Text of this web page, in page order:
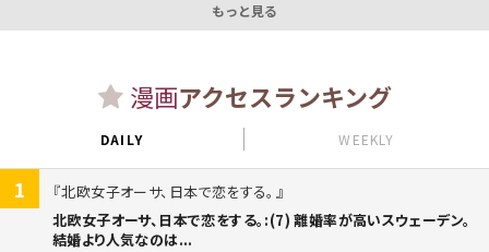
もっと見る
漫画アクセスランキング
DAILY WEEKLY
1
北欧女子オーサ、日本で恋をする。
北欧女子オーサ、日本で恋をする。:(7) 離婚率が高いスウェーデン。
結婚より人気なのは...